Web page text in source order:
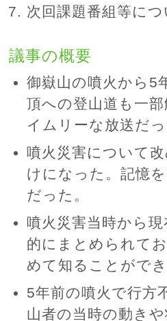
次回課題番組等につ
議事の概要
御嶽山の噴火から5
頂への登山道も一
イムリーな放送だっ
噴火災害について
けになった。記憶
だった。
噴火災害当時から
的にまとめられて
めて知ることができ
5年前の噴火で行方
山者の当時の動き